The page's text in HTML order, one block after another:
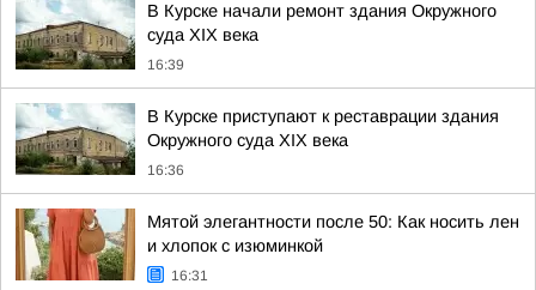
В Курске начали ремонт здания Окружного
суда XIX века
16:39
В Курске приступают к реставрации здания
Окружного суда XIX века
16:36
Мятой элегантности после 50: Как носить лен
и хлопок с изюминкой
16:31